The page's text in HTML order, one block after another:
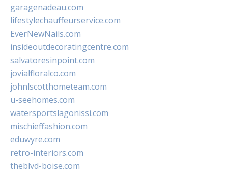
garagenadeau.com
lifestylechauffeurservice.com
EverNewNails.com
insideoutdecoratingcentre.com
salvatoresinpoint.com
jovialfloralco.com
johnlscotthometeam.com
u-seehomes.com
watersportslagonissi.com
mischieffashion.com
eduwyre.com
retro-interiors.com
theblvd-boise.com